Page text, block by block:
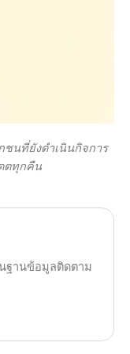
นที่ยังดำเนินกิจการ
ตทุกคืน
ฐานข้อมูลติดตาม